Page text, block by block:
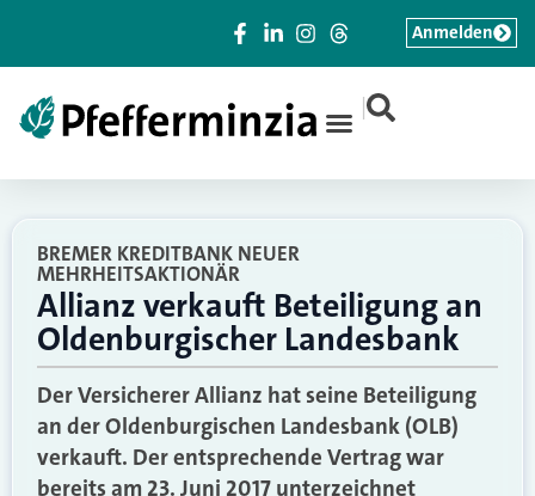
|
Anmelden
BREMER KREDITBANK NEUER
MEHRHEITSAKTIONÄR
Allianz verkauft Beteiligung an
Oldenburgischer Landesbank
Der Versicherer Allianz hat seine Beteiligung
an der Oldenburgischen Landesbank (OLB)
verkauft. Der entsprechende Vertrag war
bereits am 23. Juni 2017 unterzeichnet